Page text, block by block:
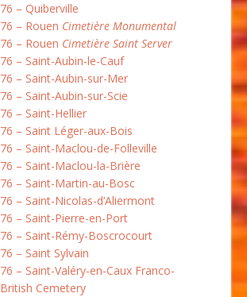
76 – Quiberville
76 – Rouen Cimetière Monumental
76 – Rouen Cimetière Saint Server
76 – Saint-Aubin-le-Cauf
76 – Saint-Aubin-sur-Mer
76 – Saint-Aubin-sur-Scie
76 – Saint-Hellier
76 – Saint Léger-aux-Bois
76 – Saint-Maclou-de-Folleville
76 – Saint-Maclou-la-Brière
76 – Saint-Martin-au-Bosc
76 – Saint-Nicolas-d’Aliermont
76 – Saint-Pierre-en-Port
76 – Saint-Rémy-Boscrocourt
76 – Saint Sylvain
76 – Saint-Valéry-en-Caux Franco-
British Cemetery